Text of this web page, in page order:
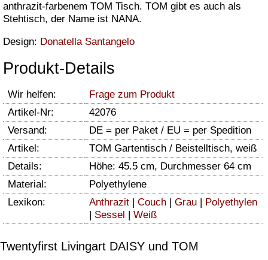
anthrazit-farbenem TOM Tisch. TOM gibt es auch als
Stehtisch, der Name ist NANA.
Design: Donatella Santangelo
Produkt-Details
Wir helfen:
Frage zum Produkt
Artikel-Nr:
42076
Versand:
DE = per Paket / EU = per Spedition
Artikel:
TOM Gartentisch / Beistelltisch, weiß
Details:
Höhe: 45.5 cm, Durchmesser 64 cm
Material:
Polyethylene
Lexikon:
Anthrazit Couch Grau
Polyethylen
Sessel Weiß
Twentyfirst Livingart DAISY und TOM